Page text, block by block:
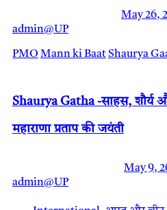
May 26,
admin@UP
PMO Mann ki BaatShaurya
Shaurya Gatha -साहस, शौर्य
महाराणा प्रताप की जयंती
May 9,
admin@UP